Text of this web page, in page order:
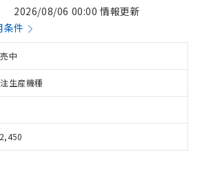
2026/08/06 00:00 情報更新
条件
中
生産機種